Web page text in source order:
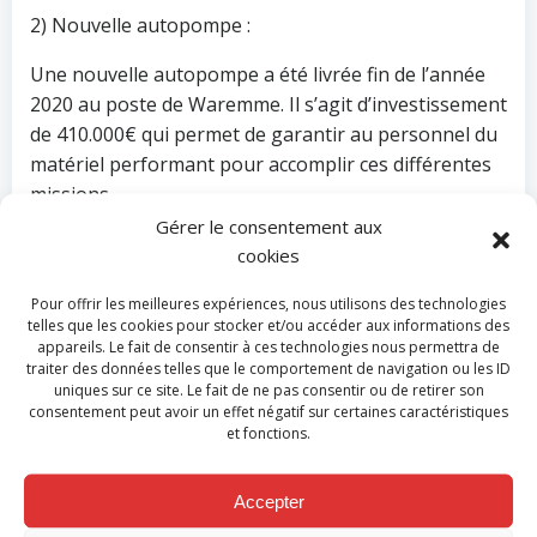
Gérer le consentement aux
cookies
Pour offrir les meilleures expériences, nous utilisons des technologies
telles que les cookies pour stocker et/ou accéder aux informations des
appareils. Le fait de consentir à ces technologies nous permettra de
traiter des données telles que le comportement de navigation ou les ID
uniques sur ce site. Le fait de ne pas consentir ou de retirer son
consentement peut avoir un effet négatif sur certaines caractéristiques
et fonctions.
Accepter
2) Nouvelle autopompe :
Une nouvelle autopompe a été livrée fin de l’année
2020 au poste de Waremme. Il s’agit d’investissement
de 410.000€ qui permet de garantir au personnel du
matériel performant pour accomplir ces différentes
missions.
Ce marché avait été attribué en 2019 et fait partie du
Conseil.
3) Arrivée de la Député provinciale Vice-Présidente
au sein des instances de la Zone de secours :
Comme demandé par le Gouvernement wallon dans
dotations communales par les Provinces, Madame
Katty Firquet, Député provinciale Vice-Présidente, a